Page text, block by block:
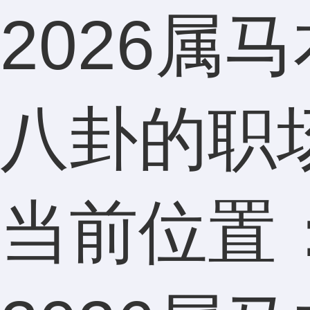
2026属
八卦的职
当前位